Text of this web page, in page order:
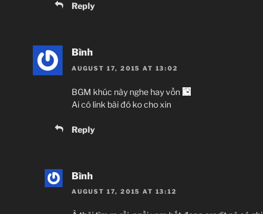
Reply
Bình
AUGUST 17, 2015 AT 13:02
BGM khúc này nghe hay vồn
Ai có link bài đó ko cho xin
Reply
Bình
AUGUST 17, 2015 AT 13:12